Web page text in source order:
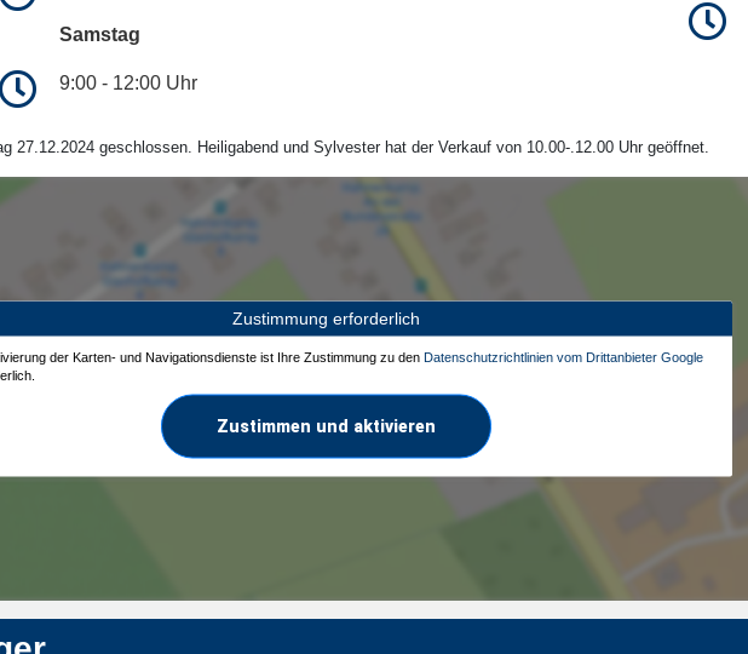
Samstag
9:00 - 12:00 Uhr
27.12.2024 geschlossen. Heiligabend und Sylvester hat der Verkauf von 10.00-.12.00 Uhr geöffnet.
Zustimmung erforderlich
der Karten- und Navigationsdienste ist Ihre Zustimmung zu den Datenschutzrichtlinien vom Drittanbieter Google
Zustimmen und aktivieren